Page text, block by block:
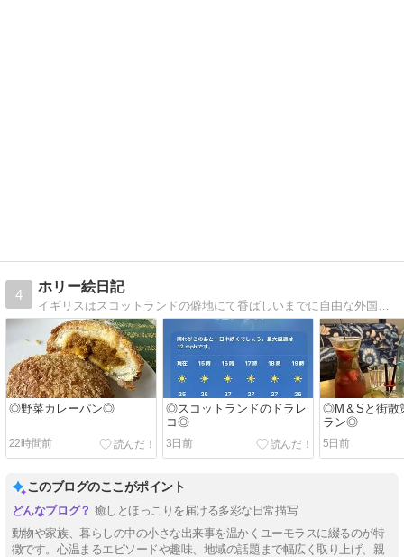
4
ホリー絵日記
◎野菜カレーパン◎
22時間前
◎スコットランドのドラレ
コ◎
3日前
◎M＆Sと街散
ラン◎
5日前
このブログのここがポイント
癒しとほっこりを届ける多彩な日常描写
動物や家族、暮らしの中の小さな出来事を温かくユーモラスに綴るのが特
徴です。心温まるエピソードや趣味、地域の話題まで幅広く取り上げ、親